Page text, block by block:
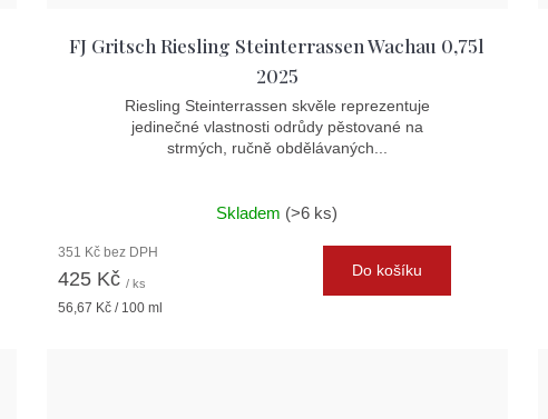
FJ Gritsch Riesling Steinterrassen Wachau 0,75l
2025
Riesling Steinterrassen skvěle reprezentuje
jedinečné vlastnosti odrůdy pěstované na
strmých, ručně obdělávaných...
Skladem (>6 ks)
351 Kč bez DPH
425 Kč / ks
Měrná
56,67 Kč / 100 ml
Do košíku